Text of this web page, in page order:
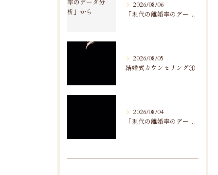
2026/08/06
「現代の離婚率のデータ分析」から
2026/08/05
結婚式カウンセリング④
2026/08/04
「現代の離婚率のデータ分析」から